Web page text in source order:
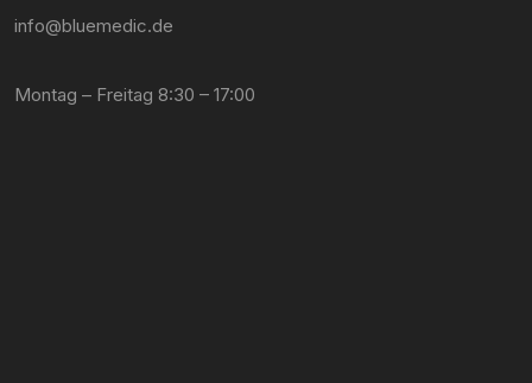
info@bluemedic.de
Montag – Freitag 8:30 – 17:00